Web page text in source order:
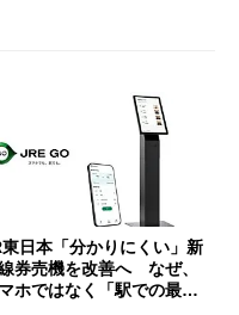
日本「分かりにくい」新
券売機を改善へ なぜ、
ホではなく「駅での最短